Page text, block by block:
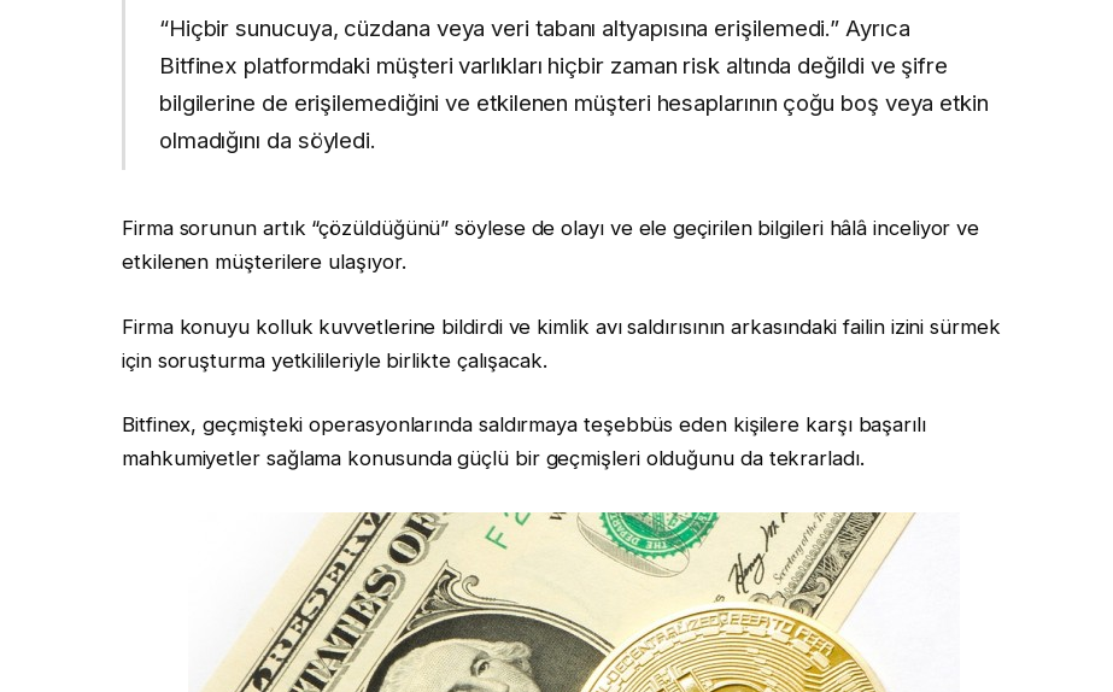
“Hiçbir sunucuya, cüzdana veya veri tabanı altyapısına erişilemedi.” Ayrıca
Bitfinex platformdaki müşteri varlıkları hiçbir zaman risk altında değildi ve şifre
bilgilerine de erişilemediğini ve etkilenen müşteri hesaplarının çoğu boş veya etkin
olmadığını da söyledi.
Firma sorunun artık “çözüldüğünü” söylese de olayı ve ele geçirilen bilgileri hâlâ inceliyor ve
etkilenen müşterilere ulaşıyor.
Firma konuyu kolluk kuvvetlerine bildirdi ve kimlik avı saldırısının arkasındaki failin izini sürmek
için soruşturma yetkilileriyle birlikte çalışacak.
Bitfinex, geçmişteki operasyonlarında saldırmaya teşebbüs eden kişilere karşı başarılı
mahkumiyetler sağlama konusunda güçlü bir geçmişleri olduğunu da tekrarladı.